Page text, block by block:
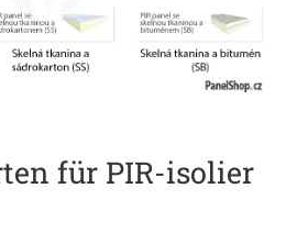
für PIR-isolier